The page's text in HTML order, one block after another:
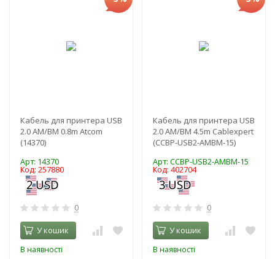
Кабель для принтера USB
2.0 AM/BM 0.8m Atcom
(14370)
Арт: 14370
Код: 257880
0
У кошик
В наявності
Кабель для принтера USB
2.0 AM/BM 4.5m Cablexpert
(CCBP-USB2-AMBM-15)
Арт: CCBP-USB2-AMBM-15
Код: 402704
0
У кошик
В наявності